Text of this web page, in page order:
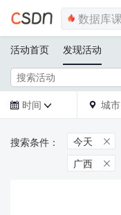
活动首页 发现活动
 时间   城市
今天 
广西 